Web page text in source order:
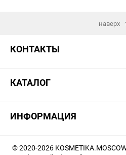
наверх
КОНТАКТЫ
КАТАЛОГ
ИНФОРМАЦИЯ
© 2020-2026